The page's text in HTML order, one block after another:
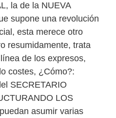
la de la NUEVA
supone una revolución
esta merece otro
resumidamente, trata
de los expresos,
costes, ¿Cómo?:
SECRETARIO
LOS
asumir varias